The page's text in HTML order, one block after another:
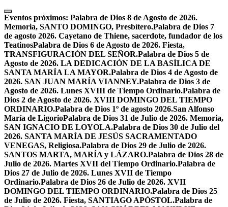
Skip
to
content
Eventos próximos: Palabra de Dios 8 de Agosto de 2026.
Memoria, SANTO DOMINGO, Presbítero.Palabra de Dios 7
de agosto 2026. Cayetano de Thiene, sacerdote, fundador de los
TeatinosPalabra de Dios 6 de Agosto de 2026. Fiesta,
TRANSFIGURACIÓN DEL SEÑOR.Palabra de Dios 5 de
Agosto de 2026. LA DEDICACIÓN DE LA BASÍLICA DE
SANTA MARÍA LA MAYOR.Palabra de Dios 4 de Agosto de
2026. SAN JUAN MARÍA VIANNEY.Palabra de Dios 3 de
Agosto de 2026. Lunes XVIII de Tiempo Ordinario.Palabra de
Dios 2 de Agosto de 2026. XVIII DOMINGO DEL TIEMPO
ORDINARIO.Palabra de Dios 1º de agosto 2026.San Alfonso
María de LigorioPalabra de Dios 31 de Julio de 2026. Memoria,
SAN IGNACIO DE LOYOLA.Palabra de Dios 30 de Julio del
2026. SANTA MARÍA DE JESÚS SACRAMENTADO
VENEGAS, Religiosa.Palabra de Dios 29 de Julio de 2026.
SANTOS MARTA, MARÍA y LÁZARO.Palabra de Dios 28 de
Julio de 2026. Martes XVII del Tiempo Ordinario.Palabra de
Dios 27 de Julio de 2026. Lunes XVII de Tiempo
Ordinario.Palabra de Dios 26 de Julio de 2026. XVII
DOMINGO DEL TIEMPO ORDINARIO.Palabra de Dios 25
de Julio de 2026. Fiesta, SANTIAGO APÓSTOL.Palabra de